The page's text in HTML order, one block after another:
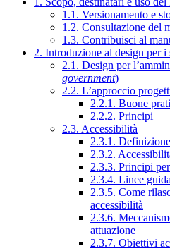
1.1. Versionamento e
1.2. Consultazione del
1.3. Contribuisci al
2. Introduzione al design per
2.1. Design per
government)
2.2. L’approccio
2.2.1. Buone
2.2.2. Principi
2.3. Accessibilità
2.3.1. Definizione
2.3.2.
2.3.3. Principi
2.3.4. Linee
2.3.5. Come
accessibilità
2.3.6.
attuazione
2.3.7. Obiettivi